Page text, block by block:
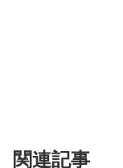
関連記事